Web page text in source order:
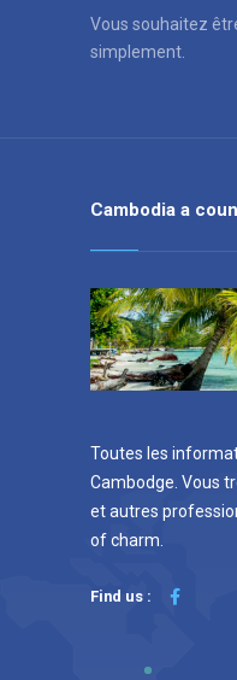
Vous souhaitez
simplement.
Cambodia a
Toutes les
Cambodge. Vous
et autres
of charm.
Find us :